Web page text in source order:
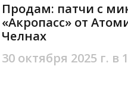
Продам: патчи с
«Акропасс» от
Челнах
30 октября 2025 г. в